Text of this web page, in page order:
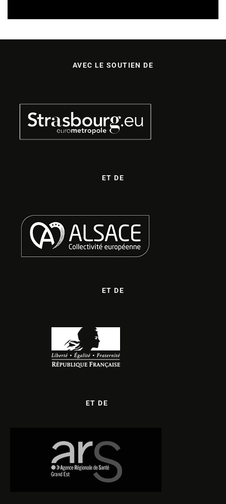
AVEC LE SOUTIEN DE
ET DE
ET DE
ET DE